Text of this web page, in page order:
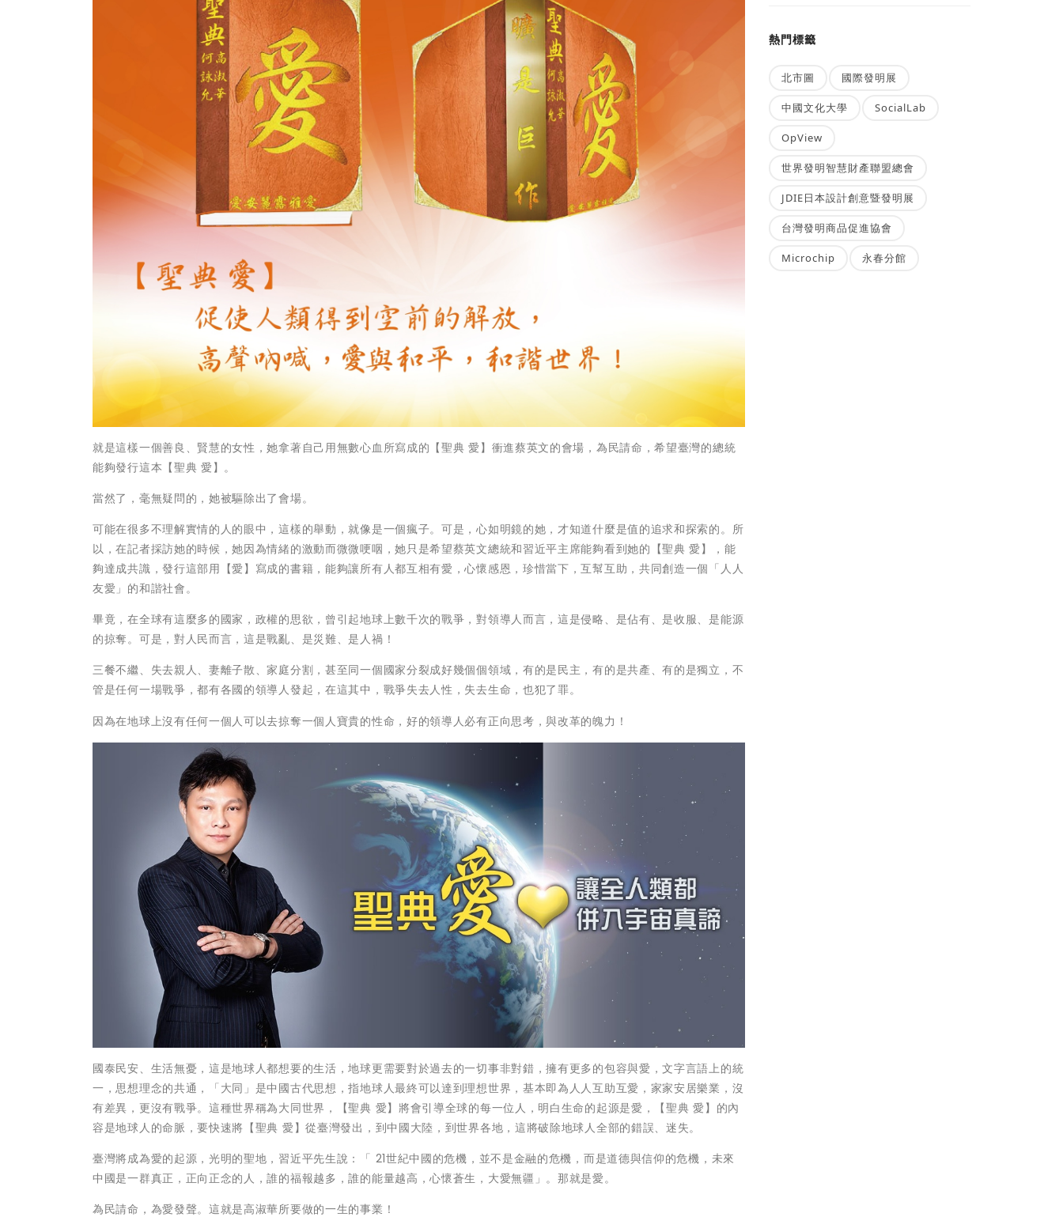
就是這樣一個善良、賢慧的女性，她拿著自己用無數心血所寫成的【聖典 愛】衝進蔡英文的會場，為民請命，希望臺灣的總統
能夠發行這本【聖典 愛】。
當然了，毫無疑問的，她被驅除出了會場。
可能在很多不理解實情的人的眼中，這樣的舉動，就像是一個瘋子。可是，心如明鏡的她，才知道什麼是值的追求和探索的。所
以，在記者採訪她的時候，她因為情緒的激動而微微哽咽，她只是希望蔡英文總統和習近平主席能夠看到她的【聖典 愛】，能
夠達成共識，發行這部用【愛】寫成的書籍，能夠讓所有人都互相有愛，心懷感恩，珍惜當下，互幫互助，共同創造一個「人人
友愛」的和諧社會。
畢竟，在全球有這麼多的國家，政權的思欲，曾引起地球上數千次的戰爭，對領導人而言，這是侵略、是佔有、是收服、是能源
的掠奪。可是，對人民而言，這是戰亂、是災難、是人禍！
三餐不繼、失去親人、妻離子散、家庭分割，甚至同一個國家分裂成好幾個個領域，有的是民主，有的是共產、有的是獨立，不
管是任何一場戰爭，都有各國的領導人發起，在這其中，戰爭失去人性，失去生命，也犯了罪。
因為在地球上沒有任何一個人可以去掠奪一個人寶貴的性命，好的領導人必有正向思考，與改革的魄力！
國泰民安、生活無憂，這是地球人都想要的生活，地球更需要對於過去的一切事非對錯，擁有更多的包容與愛，文字言語上的統
一，思想理念的共通，「大同」是中國古代思想，指地球人最終可以達到理想世界，基本即為人人互助互愛，家家安居樂業，沒
有差異，更沒有戰爭。這種世界稱為大同世界，【聖典 愛】將會引導全球的每一位人，明白生命的起源是愛，【聖典 愛】的內
容是地球人的命脈，要快速將【聖典 愛】從臺灣發出，到中國大陸，到世界各地，這將破除地球人全部的錯誤、迷失。
臺灣將成為愛的起源，光明的聖地，習近平先生說：「 21世紀中國的危機，並不是金融的危機，而是道德與信仰的危機，未來
中國是一群真正，正向正念的人，誰的福報越多，誰的能量越高，心懷蒼生，大愛無疆」。那就是愛。
為民請命，為愛發聲。這就是高淑華所要做的一生的事業！
熱門標籤
北市圖 國際發明展
中國文化大學 SocialLab
OpView
世界發明智慧財產聯盟總會
JDIE日本設計創意暨發明展
台灣發明商品促進協會
Microchip 永春分館